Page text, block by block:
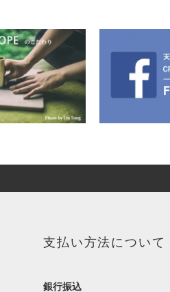
支払い方法について
銀行振込